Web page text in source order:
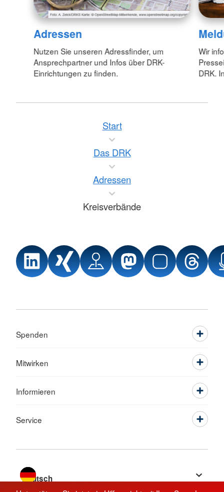
Adressen
Nutzen Sie unseren Adressfinder, um
Ansprechpartner und Infos über DRK-
Einrichtungen zu finden.
Wir
DRK.
Start
Das DRK
Adressen
Kreisverbände
Spenden
Mitwirken
Informieren
Service
Sprache wechseln zu